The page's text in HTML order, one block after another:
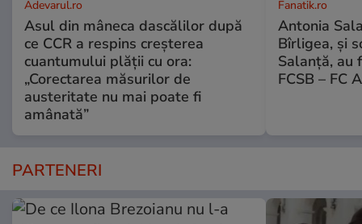
Adevarul.ro
Asul din mâneca dascălilor după
ce CCR a respins creșterea
cuantumului plății cu ora:
„Corectarea măsurilor de
austeritate nu mai poate fi
amânată”
Fanatik.ro
Antonia
Bîrligea, și
Salanță, au
FCSB – FC
PARTENERI